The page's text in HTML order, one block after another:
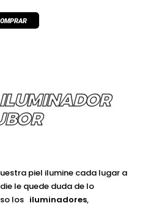
piel ilumine cada lugar a
le quede duda de lo
los iluminadores,